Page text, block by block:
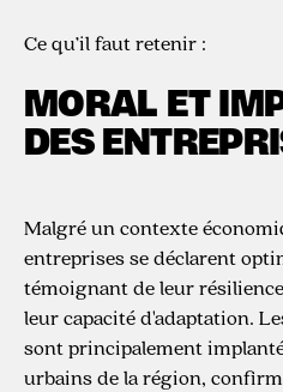
Ce qu’il faut retenir :
MORAL ET
DES
Malgré un contexte
entreprises se déclarent
témoignant de leur
leur capacité d'adaptation.
sont principalement
urbains de la région,